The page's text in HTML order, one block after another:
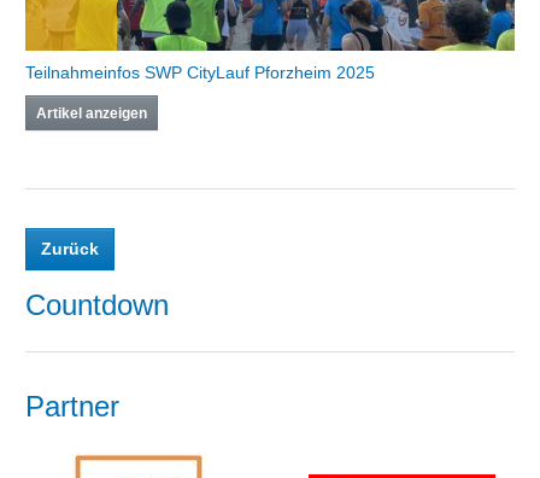
Teilnahmeinfos SWP CityLauf Pforzheim 2025
Artikel anzeigen
Zurück
Countdown
Partner